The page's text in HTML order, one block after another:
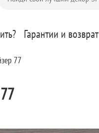
Гарантии и возврат
77